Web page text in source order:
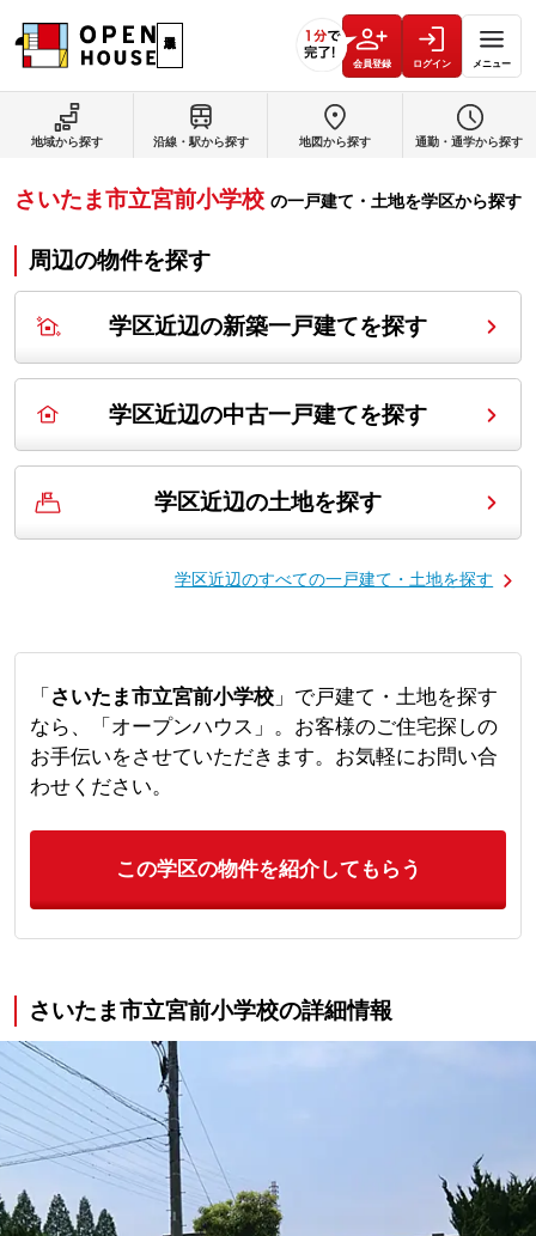
会員登録 ログイン メニュー
地域から探す 沿線・駅から探す 地図から探す 通勤・通学から探す
さいたま市立宮前小学校 の一戸建て・土地を学区から探す
周辺の物件を探す
学区近辺の新築一戸建てを探す
学区近辺の中古一戸建てを探す
学区近辺の土地を探す
学区近辺のすべての一戸建て・土地を探す
「 さいたま市立宮前小学校」で戸建て・土地を探す
なら、「オープンハウス」。お客様のご住宅探しの
お手伝いをさせていただきます。お気軽にお問い合
わせください。
この学区の物件を紹介してもらう
さいたま市立宮前小学校の詳細情報